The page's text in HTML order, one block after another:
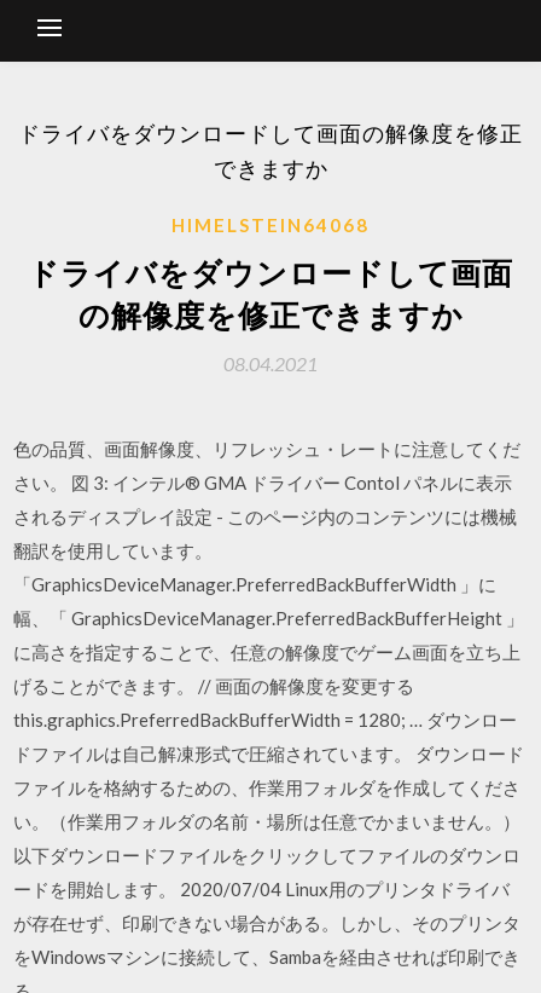
ドライバをダウンロードして画面の解像度を修正
できますか
HIMELSTEIN64068
ドライバをダウンロードして画面
の解像度を修正できますか
08.04.2021
色の品質、画面解像度、リフレッシュ・レートに注意してくだ
さい。 図 3: インテル® GMA ドライバー Contol パネルに表示
されるディスプレイ設定 - このページ内のコンテンツには機械
翻訳を使用しています。
「GraphicsDeviceManager.PreferredBackBufferWidth 」に
幅、「 GraphicsDeviceManager.PreferredBackBufferHeight 」
に高さを指定することで、任意の解像度でゲーム画面を立ち上
げることができます。 // 画面の解像度を変更する
this.graphics.PreferredBackBufferWidth = 1280; … ダウンロー
ドファイルは自己解凍形式で圧縮されています。 ダウンロード
ファイルを格納するための、作業用フォルダを作成してくださ
い。（作業用フォルダの名前・場所は任意でかまいません。）
以下ダウンロードファイルをクリックしてファイルのダウンロ
ードを開始します。 2020/07/04 Linux用のプリンタドライバ
が存在せず、印刷できない場合がある。しかし、そのプリンタ
をWindowsマシンに接続して、Sambaを経由させれば印刷でき